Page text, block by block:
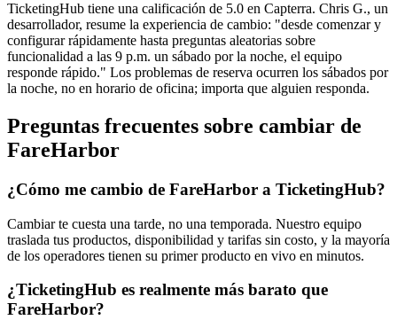
TicketingHub tiene una calificación de 5.0 en Capterra. Chris G., un
desarrollador, resume la experiencia de cambio: "desde comenzar y
configurar rápidamente hasta preguntas aleatorias sobre
funcionalidad a las 9 p.m. un sábado por la noche, el equipo
responde rápido." Los problemas de reserva ocurren los sábados por
la noche, no en horario de oficina; importa que alguien responda.
Preguntas frecuentes sobre cambiar de
FareHarbor
¿Cómo me cambio de FareHarbor a TicketingHub?
Cambiar te cuesta una tarde, no una temporada. Nuestro equipo
traslada tus productos, disponibilidad y tarifas sin costo, y la mayoría
de los operadores tienen su primer producto en vivo en minutos.
¿TicketingHub es realmente más barato que
FareHarbor?